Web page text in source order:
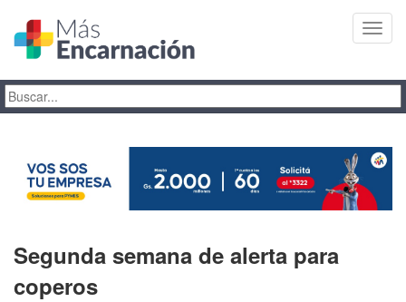
Segunda semana de alerta para
coperos